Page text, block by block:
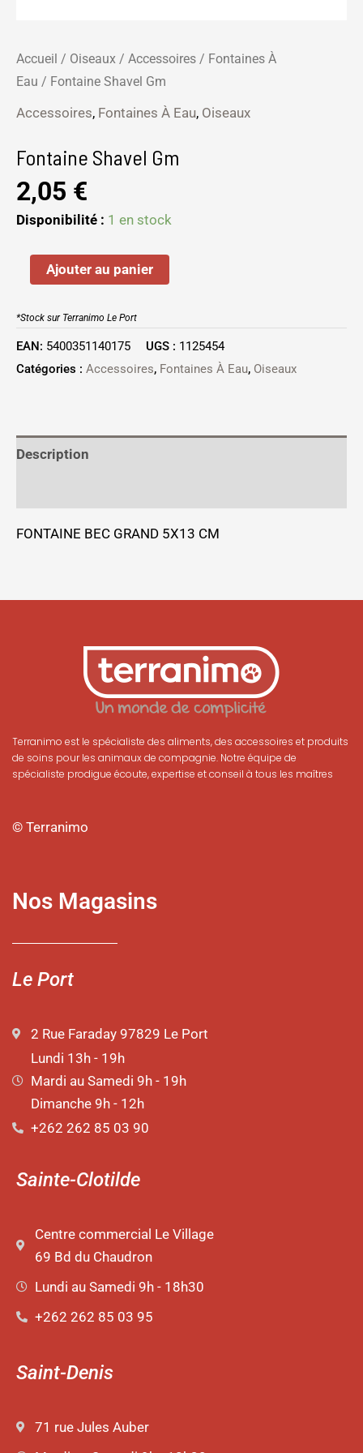
Accueil / Oiseaux / Accessoires / Fontaines À
Eau / Fontaine Shavel Gm
Accessoires, Fontaines À Eau, Oiseaux
Fontaine Shavel Gm
2,05 €
Disponibilité : 1 en stock
Ajouter au panier
*Stock sur Terranimo Le Port
EAN: 5400351140175 UGS : 1125454
Catégories : Accessoires, Fontaines À Eau, Oiseaux
Description
FONTAINE BEC GRAND 5X13 CM
Terranimo est le spécialiste des aliments, des accessoires et produits
de soins pour les animaux de compagnie. Notre équipe de
spécialiste prodigue écoute, expertise et conseil à tous les maîtres
© Terranimo
Nos Magasins
Le Port
2 Rue Faraday 97829 Le Port
Lundi 13h - 19h
Mardi au Samedi 9h - 19h
Dimanche 9h - 12h
+262 262 85 03 90
Sainte-Clotilde
Centre commercial Le Village
69 Bd du Chaudron
Lundi au Samedi 9h - 18h30
+262 262 85 03 95
Saint-Denis
71 rue Jules Auber